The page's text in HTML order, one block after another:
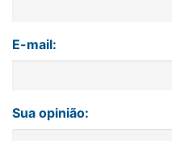
E-mail:
Sua opinião: